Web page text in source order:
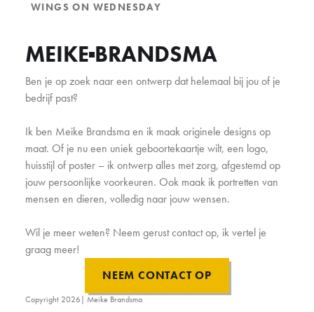
MEIKE BRANDSMA
Ben je op zoek naar een ontwerp dat helemaal bij jou of je
bedrijf past?
Ik ben Meike Brandsma en ik maak originele designs op
maat. Of je nu een uniek geboortekaartje wilt, een logo,
huisstijl of poster – ik ontwerp alles met zorg, afgestemd op
jouw persoonlijke voorkeuren. Ook maak ik portretten van
mensen en dieren, volledig naar jouw wensen.
Wil je meer weten? Neem gerust contact op, ik vertel je
graag meer!
NEEM CONTACT OP
Copyright 2026| Meike Brandsma
WINGS ON WEDNESDAY